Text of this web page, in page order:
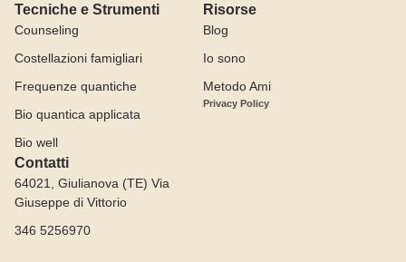
Tecniche e Strumenti
Counseling
Costellazioni famigliari
Frequenze quantiche
Bio quantica applicata
Bio well
Risorse
Blog
Io sono
Metodo Ami
Privacy Policy
Contatti
64021, Giulianova (TE) Via
Giuseppe di Vittorio
346 5256970